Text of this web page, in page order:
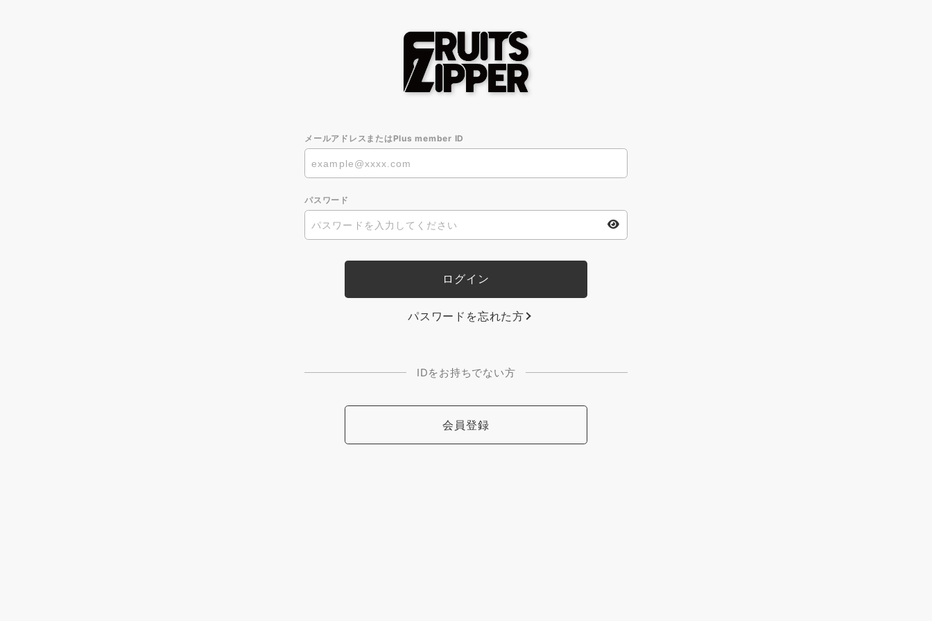
メールアドレスまたはPlus member ID
パスワード
パスワードを忘れた方
IDをお持ちでない方
会員登録